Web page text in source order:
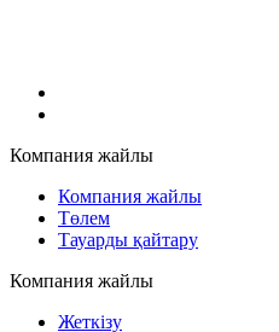
Компания жайлы
Компания жайлы
Төлем
Тауарды қайтару
Компания жайлы
Жеткізу